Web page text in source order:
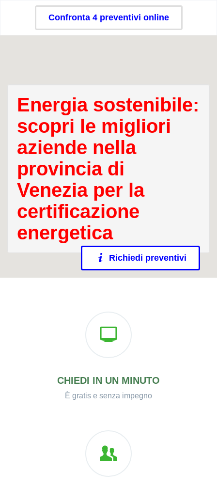
Confronta 4 preventivi online
Energia sostenibile:
scopri le migliori
aziende nella
provincia di
Venezia per la
certificazione
energetica
Richiedi preventivi
CHIEDI IN UN MINUTO
È gratis e senza impegno